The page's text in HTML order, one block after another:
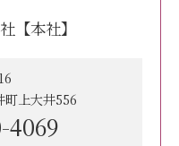
【本社】
町上大井556
4069